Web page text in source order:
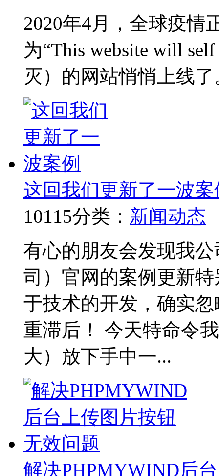
2020年4月，全球疫情
为“This website will
灭）的网站悄悄上线了
这回我们更新了一波案
10115分类： 新闻动态
有心的朋友会发现我
司）官网的案例更新
于技术的开发，确实
重滞后！ 今天特命令
大）放下手中一...
解决PHPMYWIND后